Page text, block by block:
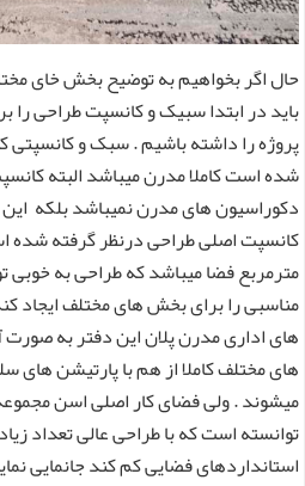
حال اگر بخواهیم به توضیح بخش خای
باید در ابتدا سبیک و کانسپت طراحی را
پروژه را داشته باشیم . سبک و کانسپتی
شده است کاملا مدرن میباشد البته
دکوراسیون های مدرن نمیباشد بلکه
مترمربع فضا میباشد که طراحی به خوبی
مناسبی را برای بخش های مختلف ایجاد
های اداری مدرن پلان این دفتر به
های مختلف کاملا از هم با پارتیشن
میشوند . ولی فضای کار اصلی اسن مجموعه
توانسته است که با طراحی عالی تعداد
استانداردهای فضایی کم کند جانمایی